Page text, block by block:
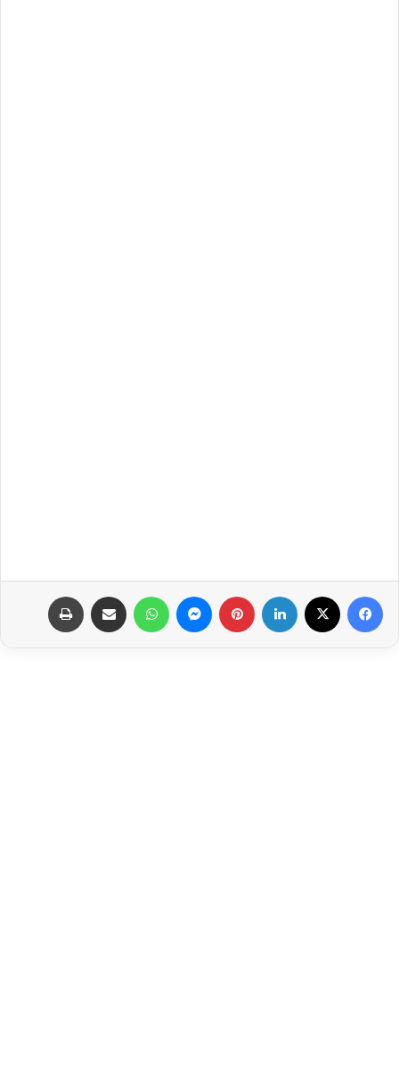
فيسبوك لينكدإن بينتيريست ماسنجر واتساب مشاركة عبر البريد